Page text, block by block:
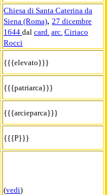
Chiesa di Santa Caterina da
Siena (Roma), 27 dicembre
1644 dal card. arc. Ciriaco
Rocci
{{{elevato}}}
{{{patriarca}}}
{{{arcieparca}}}
{{{P}}}
(vedi)